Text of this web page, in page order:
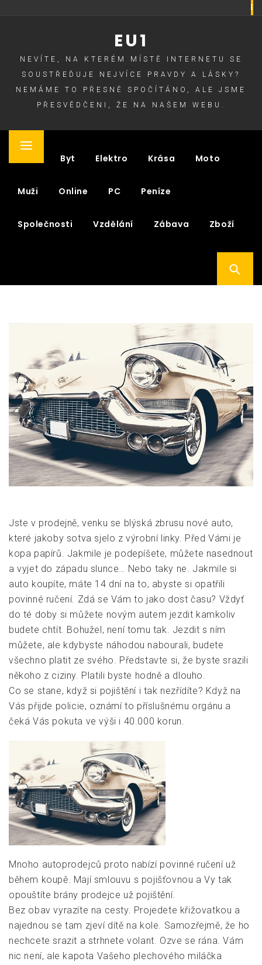
EU1
NEVÍTE, NA KTERÉM MÍSTĚ INTERNETU SE
SOUSTŘEĎUJE NEJVÍCE PRAVDY A LÁSKY?
NEMÁME TO PŘESNĚ SPOČÍTÁNO, ALE JSME
PŘESVĚDČENI, ŽE NA NAŠEM WEBU.
Primary
Byt Elektro Krása Moto
Muži Online PC Peníze
Společnosti Vzdělání Zábava Zboží
Jste v prodejně, venku se blýská zbrusu nové auto,
které jakoby sotva sjelo z výrobní linky. Před Vámi je
kopa papírů. Jakmile je podepíšete, můžete nasednout
a vyjet do západu slunce… Nebo taky ne. Jakmile si
auto koupíte, máte 14 dní na to, abyste si opatřili
povinné ručení. Zdá se Vám to jako dost času? Vždyť
do té doby si můžete novým autem jezdit kamkoliv
budete chtít. Bohužel, není tomu tak. Jezdit s ním
můžete, ale kdybyste náhodou nabourali, budete
všechno platit ze svého. Představte si, že byste srazili
někoho z ciziny. Platili byste hodně a dlouho.
Co se stane, když si pojištění i tak nezřídíte? Když na
Vás přijde policie, oznámí to příslušnému orgánu a
čeká Vás pokuta ve výši i 40.000 korun.
Mnoho autoprodejců proto nabízí povinné ručení už
během koupě. Mají smlouvu s pojišťovnou a Vy tak
opouštíte brány prodejce už pojištění.
Bez obav vyrazíte na cesty. Projedete křižovatkou a
najednou se tam zjeví dítě na kole. Samozřejmě, že ho
nechcete srazit a strhnete volant. Ozve se rána. Vám
nic není, ale kapota Vašeho plechového miláčka